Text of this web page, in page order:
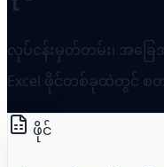
လုပ်ငန်းမှတ်တမ်း၊ အခြ
Excel ဖိုင်တစ်ခုထဲတွင် စ
ဖိုင်